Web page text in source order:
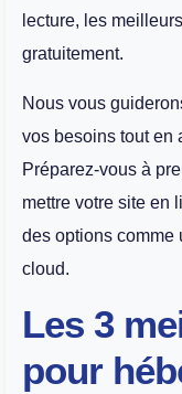
lecture, les
gratuitement.
Nous vous
vos besoins tout en
Préparez-vous à
mettre votre site en
des options comme
cloud.
Les 3
pour